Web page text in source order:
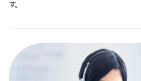
す。